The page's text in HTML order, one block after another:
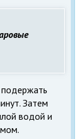
подержать
Затем
водой и